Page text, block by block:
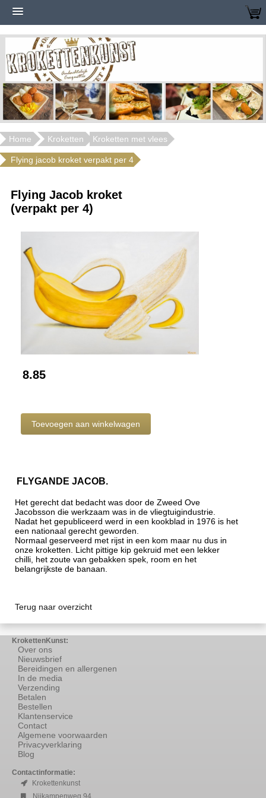
Home Kroketten Kroketten met vlees
Flying jacob kroket verpakt per 4
Flying Jacob kroket
(verpakt per 4)
8.85
FLYGANDE JACOB.
Het gerecht dat bedacht was door de Zweed Ove
Jacobsson die werkzaam was in de vliegtuigindustrie.
Nadat het gepubliceerd werd in een kookblad in 1976 is het
een nationaal gerecht geworden.
Normaal geserveerd met rijst in een kom maar nu dus in
onze kroketten. Licht pittige kip gekruid met een lekker
chilli, het zoute van gebakken spek, room en het
belangrijkste de banaan.
Terug naar overzicht
KrokettenKunst:
Over ons
Nieuwsbrief
Bereidingen en allergenen
In de media
Verzending
Betalen
Bestellen
Klantenservice
Contact
Algemene voorwaarden
Privacyverklaring
Blog
Contactinformatie:
Krokettenkunst
Nijkampenweg 94